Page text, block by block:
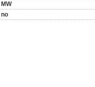
MW
no